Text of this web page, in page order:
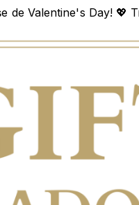
de Valentine's Day! 💖